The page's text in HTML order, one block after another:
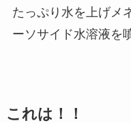
たっぷり水を上げメ
ーソサイド水溶液を
これは！！